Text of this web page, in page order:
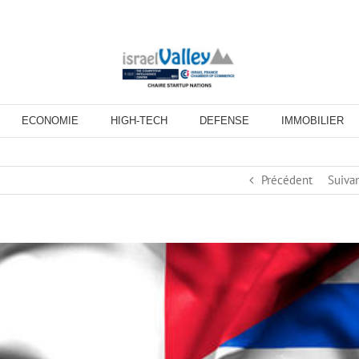
ECONOMIE HIGH-TECH DEFENSE IMMOBILIER
Précédent